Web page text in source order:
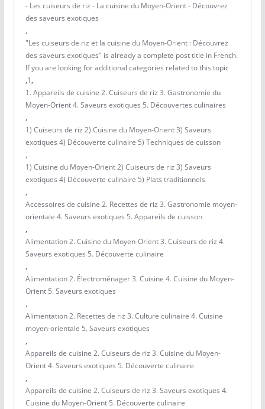
- Les cuiseurs de riz - La cuisine du Moyen-Orient - Découvrez
des saveurs exotiques
,
"Les cuiseurs de riz et la cuisine du Moyen-Orient : Découvrez
des saveurs exotiques" is already a complete post title in French.
If you are looking for additional categories related to this topic
,1,
1. Appareils de cuisine 2. Cuiseurs de riz 3. Gastronomie du
Moyen-Orient 4. Saveurs exotiques 5. Découvertes culinaires
,
1) Cuiseurs de riz 2) Cuisine du Moyen-Orient 3) Saveurs
exotiques 4) Découverte culinaire 5) Techniques de cuisson
,
1) Cuisine du Moyen-Orient 2) Cuiseurs de riz 3) Saveurs
exotiques 4) Découverte culinaire 5) Plats traditionnels
,
Accessoires de cuisine 2. Recettes de riz 3. Gastronomie moyen-
orientale 4. Saveurs exotiques 5. Appareils de cuisson
,
Alimentation 2. Cuisine du Moyen-Orient 3. Cuiseurs de riz 4.
Saveurs exotiques 5. Découverte culinaire
,
Alimentation 2. Électroménager 3. Cuisine 4. Cuisine du Moyen-
Orient 5. Saveurs exotiques
,
Alimentation 2. Recettes de riz 3. Culture culinaire 4. Cuisine
moyen-orientale 5. Saveurs exotiques
,
Appareils de cuisine 2. Cuiseurs de riz 3. Cuisine du Moyen-
Orient 4. Saveurs exotiques 5. Découverte culinaire
,
Appareils de cuisine 2. Cuiseurs de riz 3. Saveurs exotiques 4.
Cuisine du Moyen-Orient 5. Découverte culinaire